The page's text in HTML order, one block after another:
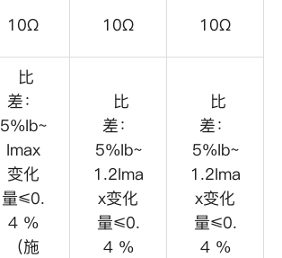
10Ω 10Ω 10Ω
比
差：
5%Ib~
Imax
变化
量≤0.
4 %
（施
比
差：
5%Ib~
1.2Ima
x变化
量≤0.
4 %
比
差：
5%Ib~
1.2Ima
x变化
量≤0.
4 %